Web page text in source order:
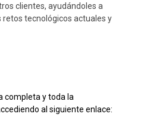
clientes, ayudándoles a
tecnológicos actuales y
completa y toda la
al siguiente enlace: